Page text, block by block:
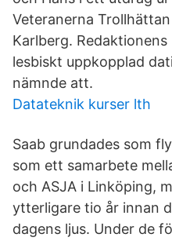
Veteranerna
Karlberg.
lesbiskt uppkopplad
nämnde att.
Datateknik kurser lth
Saab grundades som
som ett samarbete
och ASJA i Linköping,
ytterligare tio år innan
dagens ljus. Under de